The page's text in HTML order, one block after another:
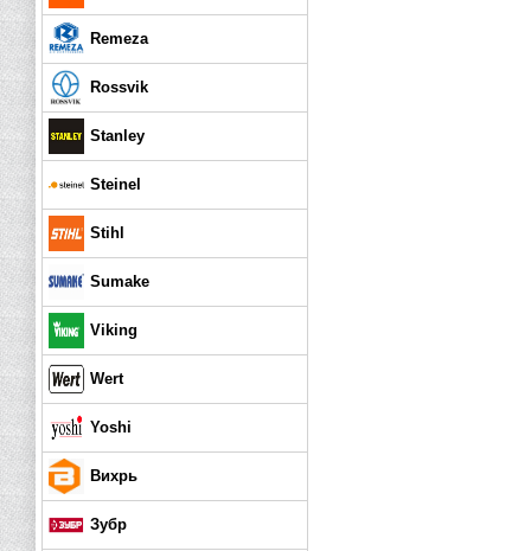
Remeza
Rossvik
Stanley
Steinel
Stihl
Sumake
Viking
Wert
Yoshi
Вихрь
Зубр